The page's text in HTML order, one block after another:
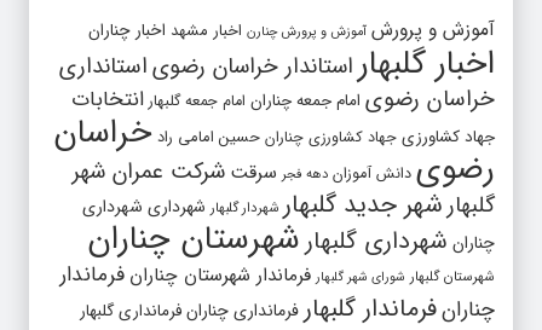
آموزش و پرورش آموزش و پرورش چنارن اخبار مشهد اخبار چناران
اخبار گلبهار استاندار خراسان رضویاستانداری
خراسان رضوی امام جمعه چناران امام جمعه گلبهار انتخابات
جهاد کشاورزی جهاد کشاورزی چناران حسین امامی راد خراسان
رضوی دانش آموزان دهه فجر سرقت شرکت عمران شهر
گلبهارشهر جدید گلبهار شهردار گلبهار شهرداری شهرداری
چناران شهرداری گلبهار شهرستان چناران
شهرستان گلبهار شورای شهر گلبهار فرماندار شهرستان چناران فرماندار
چنارانفرماندار گلبهار فرمانداری چنارانفرمانداری گلبهار